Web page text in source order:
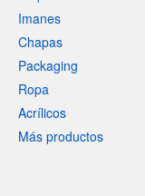
Imanes
Chapas
Packaging
Ropa
Acrílicos
Más productos